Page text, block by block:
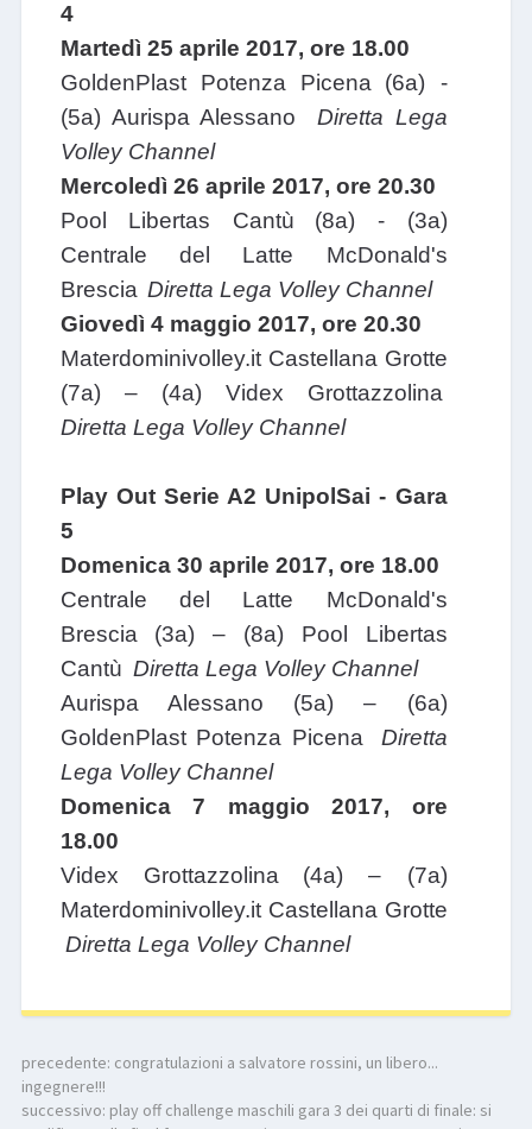
4
Martedì 25 aprile 2017, ore 18.00
GoldenPlast Potenza Picena (6a) -
(5a) Aurispa Alessano
Diretta Lega
Volley Channel
Mercoledì 26 aprile 2017, ore 20.30
Pool Libertas Cantù
(8a) - (3a)
Centrale del Latte McDonald's
Brescia Diretta Lega Volley Channel
Giovedì 4 maggio 2017, ore 20.30
Materdominivolley.it Castellana Grotte
(7a) – (4a) Videx Grottazzolina
Diretta Lega Volley Channel
Play Out Serie A2 UnipolSai - Gara
5
Domenica 30 aprile 2017, ore 18.00
Centrale del Latte McDonald's
Brescia
(3a) – (8a) Pool Libertas
Cantù Diretta Lega Volley Channel
Aurispa Alessano
(5a) – (6a)
GoldenPlast Potenza Picena
Diretta
Lega Volley Channel
Domenica 7 maggio 2017, ore
18.00
Videx Grottazzolina
(4a) – (7a)
Materdominivolley.it Castellana Grotte
Diretta Lega Volley Channel
precedente: congratulazioni a salvatore rossini, un libero...
ingegnere!!!
successivo: play off challenge maschili gara 3 dei quarti di finale: si